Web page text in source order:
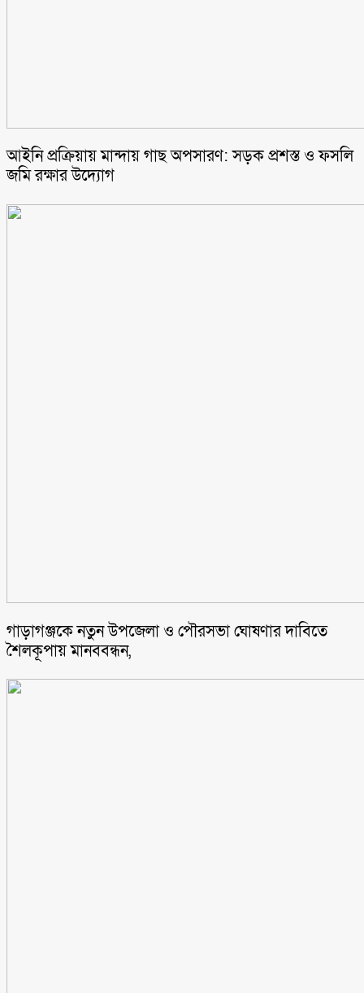
আইনি প্রক্রিয়ায় মান্দায় গাছ অপসারণ: সড়ক প্রশস্ত ও ফসলি
জমি রক্ষার উদ্যোগ
গাড়াগঞ্জকে নতুন উপজেলা ও পৌরসভা ঘোষণার দাবিতে
শৈলকূপায় মানববন্ধন,